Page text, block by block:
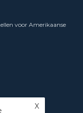
voor Amerikaanse
X